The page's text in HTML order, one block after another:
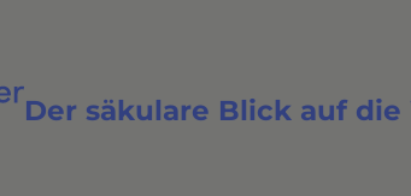
Der säkulare Blick auf die